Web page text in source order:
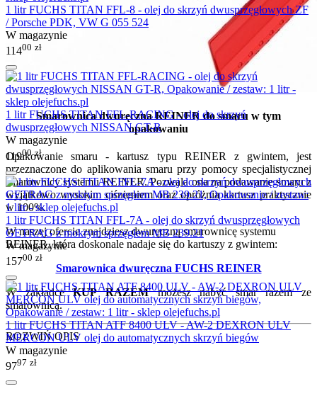
Smarownica dwuręczna REINER do smaru w tym
opakowaniu
Opakowanie smaru - kartusz typu REINER z gwintem, jest
przeznaczone do aplikowania smaru przy pomocy specjalistycznej
smarownicy systemu REINER. Pozwala ona na podawanie smaru z
wyjątkowo wysokim ciśnieniem oraz opróżnia kartusz praktycznie
w 100%.
W naszej ofercie znajdziesz dwuręczną smarownicę systemu
REINER, która doskonale nadaje się do kartuszy z gwintem:
Smarownica dwuręczna FUCHS REINER
W zakładceKUP RAZEMmożesz nabyć smar razem ze
smarownicą.
ROZWIŃ OPIS
1 litr FUCHS TITAN FFL-8 - olej do skrzyń dwusprzęgłowych ZF
/ Porsche PDK, VW G 055 524
W magazynie
11400 zł
1 litr FUCHS TITAN FFL-RACING - olej do skrzyń
dwusprzęgłowych NISSAN GT-R
W magazynie
11900 zł
1 litr FUCHS TITAN FFL-7A - olej do skrzyń dwusprzęgłowych
GETRAG z mokrym sprzęgłem MB 239.21
W magazynie
15700 zł
1 litr FUCHS TITAN ATF 8400 ULV - AW-2 DEXRON ULV
MERCON ULV olej do automatycznych skrzyń biegów
W magazynie
9797 zł